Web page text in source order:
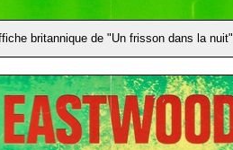
britannique de "Un frisson dans la nuit"